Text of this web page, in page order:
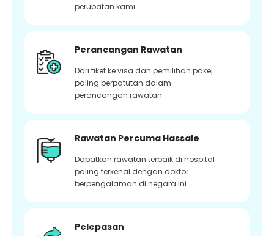
perubatan kami
Perancangan Rawatan
Dari tiket ke visa dan pemilihan pakej
paling berpatutan dalam
perancangan rawatan
Rawatan Percuma Hassale
Dapatkan rawatan terbaik di hospital
paling terkenal dengan doktor
berpengalaman di negara ini
Pelepasan